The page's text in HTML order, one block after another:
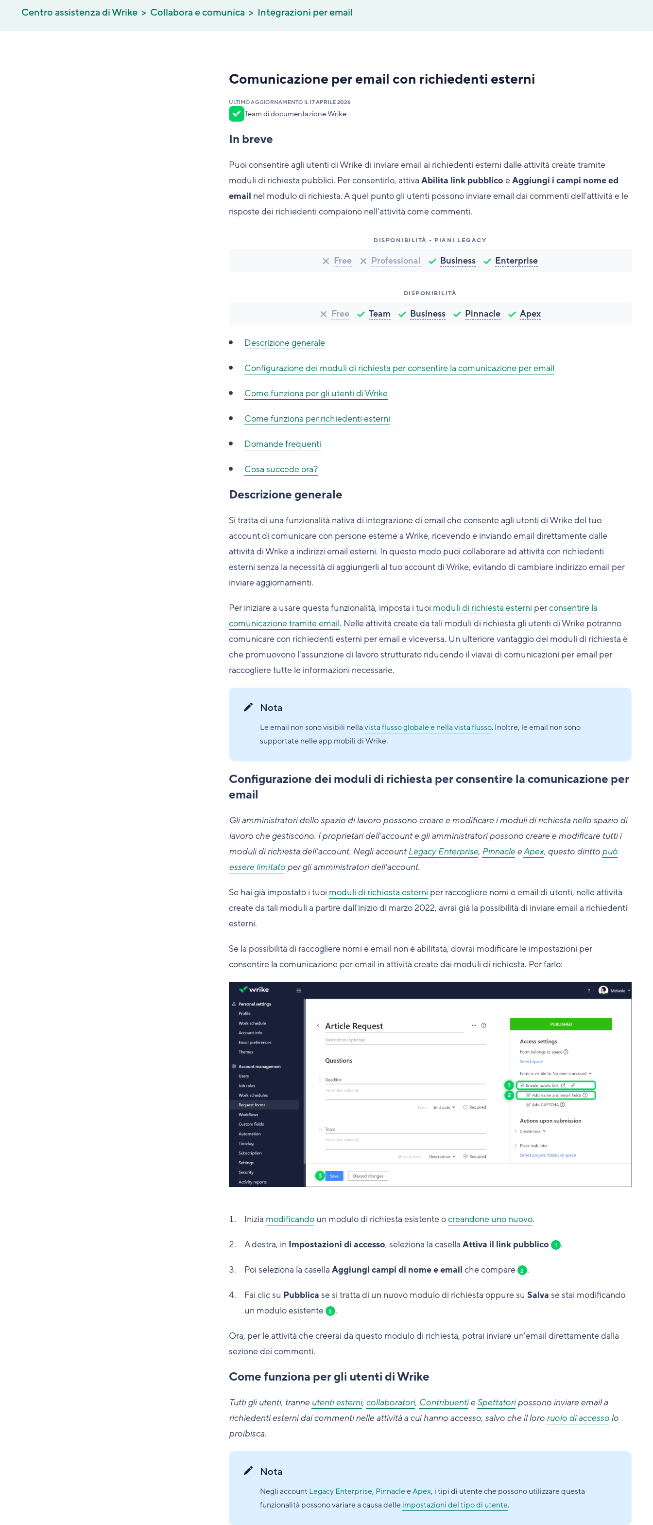
Centro assistenza di Wrike Collabora e comunica Integrazioni per email
Comunicazione per email con richiedenti esterni
ULTIMO AGGIORNAMENTO IL17 APRILE 2026
Team di documentazione Wrike
In breve
Puoi consentire agli utenti di Wrike di inviare email ai richiedenti esterni dalle attività create tramite
moduli di richiesta pubblici. Per consentirlo, attiva Abilita link pubblico eAggiungi i campi nome ed
email nel modulo di richiesta. A quel punto gli utenti possono inviare email dai commenti dell'attività e le
risposte dei richiedenti compaiono nell'attività come commenti.
DISPONIBILITÀ - PIANI LEGACY
Free Professional Business Enterprise
DISPONIBILITÀ
Free Team Business Pinnacle Apex
Descrizione generale
Configurazione dei moduli di richiesta per consentire la comunicazione per email
Come funziona per gli utenti di Wrike
Come funziona per richiedenti esterni
Domande frequenti
Cosa succede ora?
Descrizione generale
Si tratta di una funzionalità nativa di integrazione di email che consente agli utenti di Wrike del tuo
account di comunicare con persone esterne a Wrike, ricevendo e inviando email direttamente dalle
attività di Wrike a indirizzi email esterni. In questo modo puoi collaborare ad attività con richiedenti
esterni senza la necessità di aggiungerli al tuo account di Wrike, evitando di cambiare indirizzo email per
inviare aggiornamenti.
Per iniziare a usare questa funzionalità, imposta i tuoi moduli di richiesta esterni perconsentire la
comunicazione tramite email. Nelle attività create da tali moduli di richiesta gli utenti di Wrike potranno
comunicare con richiedenti esterni per email e viceversa. Un ulteriore vantaggio dei moduli di richiesta è
che promuovono l'assunzione di lavoro strutturato riducendo il viavai di comunicazioni per email per
raccogliere tutte le informazioni necessarie.
Nota
Le email non sono visibili nellavista flusso globale e nella vista flusso. Inoltre, le email non sono
supportate nelle app mobili di Wrike.
Configurazione dei moduli di richiesta per consentire la comunicazione per
email
Gli amministratori dello spazio di lavoro possono creare e modificare i moduli di richiesta nello spazio di
lavoro che gestiscono. I proprietari dell'account e gli amministratori possono creare e modificare tutti i
moduli di richiesta dell'account. Negli account Legacy Enterprise, PinnacleeApex, questo diritto può
essere limitatoper gli amministratori dell'account.
Se hai già impostato i tuoi moduli di richiesta esterni per raccogliere nomi e email di utenti, nelle attività
create da tali moduli a partire dall'inizio di marzo 2022, avrai già la possibilità di inviare email a richiedenti
esterni.
Se la possibilità di raccogliere nomi e email non è abilitata, dovrai modificare le impostazioni per
consentire la comunicazione per email in attività create dai moduli di richiesta. Per farlo:
Inizia modificandoun modulo di richiesta esistente ocreandone uno nuovo.
A destra, in Impostazioni di accesso, seleziona la casella Attiva il link pubblico 1 .
Poi seleziona la casella Aggiungi campi di nome e email che compare 2 .
Fai clic su Pubblica se si tratta di un nuovo modulo di richiesta oppure su Salva se stai modificando
un modulo esistente
3 .
Ora, per le attività che creerai da questo modulo di richiesta, potrai inviare un'email direttamente dalla
sezione dei commenti.
Come funziona per gli utenti di Wrike
Tutti gli utenti, tranne utenti esterni, collaboratori, ContribuentieSpettatoripossono inviare email a
richiedenti esterni dai commenti nelle attività a cui hanno accesso, salvo che il loro ruolo di accessolo
proibisca.
Nota
Negli account Legacy Enterprise, PinnacleeApex, i tipi di utente che possono utilizzare questa
funzionalità possono variare a causa delleimpostazioni del tipo di utente.